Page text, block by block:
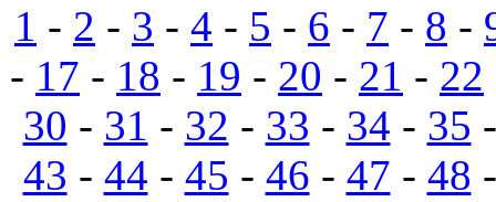
1 - 2 - 3 - 4 - 5 - 6 - 7 - 8 -
- 17 - 18 - 19 - 20 - 21 - 22
30 - 31 - 32 - 33 - 34 - 35
43 - 44 - 45 - 46 - 47 - 48